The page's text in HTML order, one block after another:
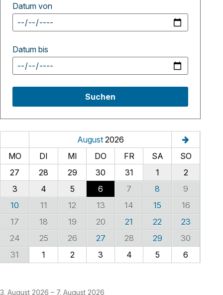
Datum von
Datum bis
Suchen
August2026
MO
DI MI DO FR SA
SO
27
28 29 30 31 1
2
3
4 5 6 7 8
9
10
11 12 13 14 15
16
17
18 19 20 21 22
23
24
25 26 27 28 29
30
31
1 2 3 4 5 6
3. August 2026 – 7. August 2026